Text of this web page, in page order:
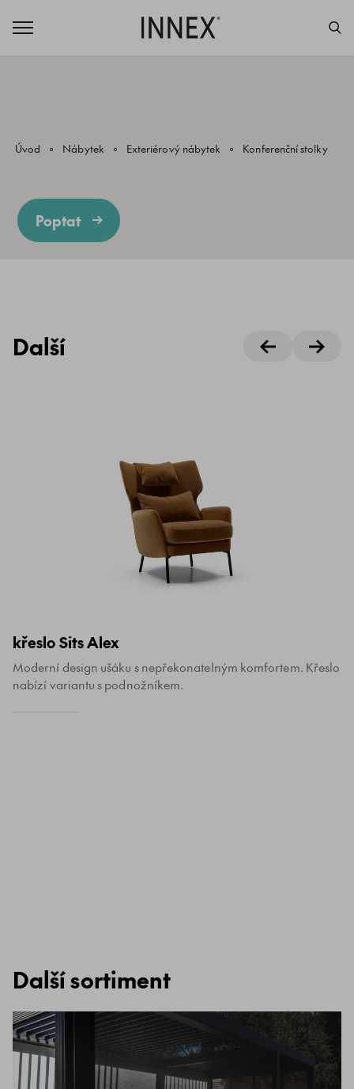
Úvod Nábytek Exteriérový nábytek Konferenční stolky
Poptat
Další
křeslo Sits Alex
Moderní design ušáku s nepřekonatelným komfortem. Křeslo
nabízí variantu s podnožníkem.
Další sortiment